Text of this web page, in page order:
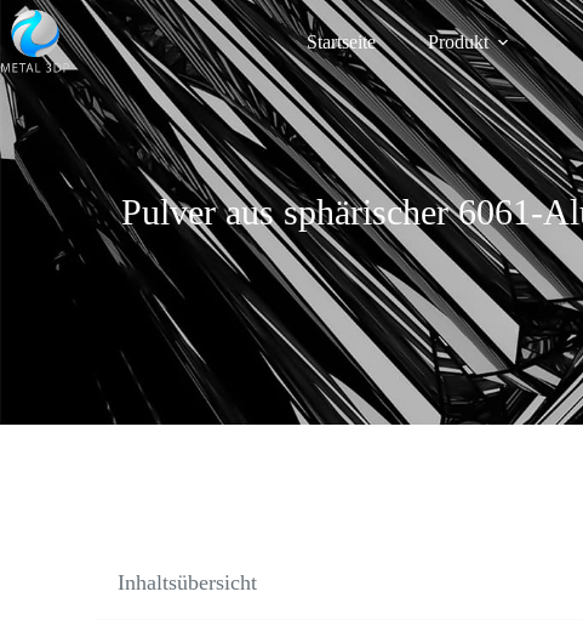
Startseite Produkt
Pulver aus sphärischer 6061-
Inhaltsübersicht